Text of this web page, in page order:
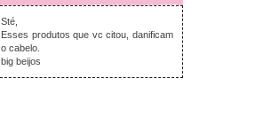
terça-feira, janeiro 10, 2017
Sté,
Esses produtos que vc citou, danificam
o cabelo.
big beijos